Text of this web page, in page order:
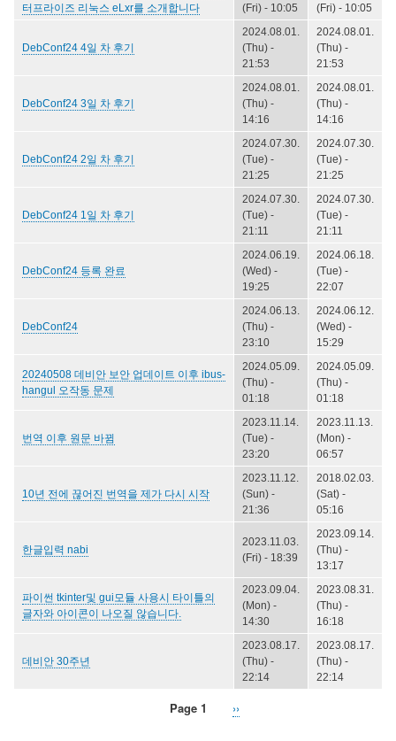
터프라이즈 리눅스 eLxr를 소개합니다
(Fri) - 10:05
(Fri) - 10:05
DebConf24 4일 차 후기
2024.08.01.
(Thu) -
21:53
2024.08.01.
(Thu) -
21:53
DebConf24 3일 차 후기
2024.08.01.
(Thu) -
14:16
2024.08.01.
(Thu) -
14:16
DebConf24 2일 차 후기
2024.07.30.
(Tue) -
21:25
2024.07.30.
(Tue) -
21:25
DebConf24 1일 차 후기
2024.07.30.
(Tue) -
21:11
2024.07.30.
(Tue) -
21:11
DebConf24 등록 완료
2024.06.19.
(Wed) -
19:25
2024.06.18.
(Tue) -
22:07
DebConf24
2024.06.13.
(Thu) -
23:10
2024.06.12.
(Wed) -
15:29
20240508 데비안 보안 업데이트 이후 ibus-
hangul 오작동 문제
2024.05.09.
(Thu) -
01:18
2024.05.09.
(Thu) -
01:18
번역 이후 원문 바뀜
2023.11.14.
(Tue) -
23:20
2023.11.13.
(Mon) -
06:57
10년 전에 끊어진 번역을 제가 다시 시작
2023.11.12.
(Sun) -
21:36
2018.02.03.
(Sat) -
05:16
한글입력 nabi
2023.11.03.
(Fri) - 18:39
2023.09.14.
(Thu) -
13:17
파이썬 tkinter및 gui모듈 사용시 타이틀의
글자와 아이콘이 나오질 않습니다.
2023.09.04.
(Mon) -
14:30
2023.08.31.
(Thu) -
16:18
데비안 30주년
2023.08.17.
(Thu) -
22:14
2023.08.17.
(Thu) -
22:14
Page 1
Next
››